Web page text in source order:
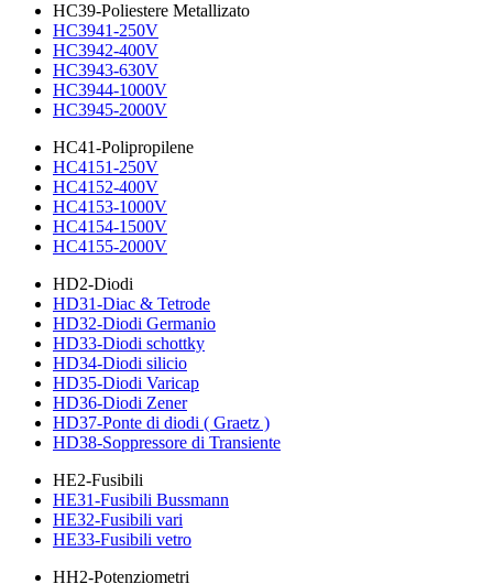
HC39-Poliestere Metallizato
HC3941-250V
HC3942-400V
HC3943-630V
HC3944-1000V
HC3945-2000V
HC41-Polipropilene
HC4151-250V
HC4152-400V
HC4153-1000V
HC4154-1500V
HC4155-2000V
HD2-Diodi
HD31-Diac & Tetrode
HD32-Diodi Germanio
HD33-Diodi schottky
HD34-Diodi silicio
HD35-Diodi Varicap
HD36-Diodi Zener
HD37-Ponte di diodi ( Graetz )
HD38-Soppressore di Transiente
HE2-Fusibili
HE31-Fusibili Bussmann
HE32-Fusibili vari
HE33-Fusibili vetro
HH2-Potenziometri